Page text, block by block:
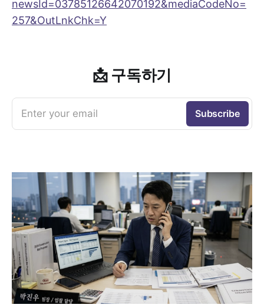
newsId=03785126642070192&mediaCodeNo=
257&OutLnkChk=Y
📩 구독하기
Enter your email Subscribe